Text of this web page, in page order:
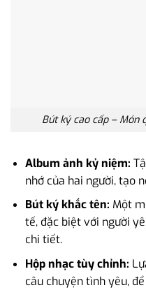
Bút ký cao cấp – Món
Album ảnh kỷ niệm:
nhớ của hai người, tạo
Bút ký khắc tên: Một
tế, đặc biệt với người
chi tiết.
Hộp nhạc tùy chỉnh:
câu chuyện tình yêu,